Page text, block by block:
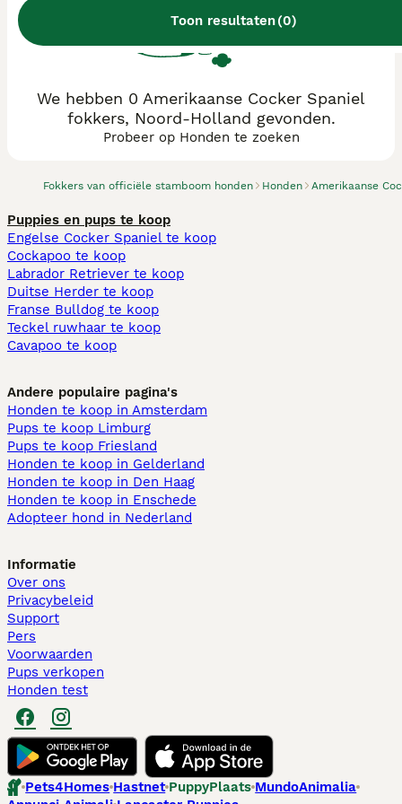
Toon resultaten(0)
Fokkers van officiële stamboom honden Honden Amerikaanse
We hebben 0 Amerikaanse Cocker Spaniel
fokkers, Noord-Holland gevonden.
Probeer op Honden te zoeken
Puppies en pups te koop
Engelse Cocker Spaniel te koop
Cockapoo te koop
Labrador Retriever te koop
Duitse Herder te koop
Franse Bulldog te koop
Teckel ruwhaar te koop
Cavapoo te koop
Andere populaire pagina's
Honden te koop in Amsterdam
Pups te koop Limburg​
Pups te koop Friesland​
Honden te koop in Gelderland
Honden te koop in Den Haag
Honden te koop in Enschede
Adopteer hond in Nederland
Informatie
Over ons
Privacybeleid
Support
Pers
Voorwaarden
Pups verkopen
Honden test
Pets4Homes Hastnet PuppyPlaats MundoAnimalia